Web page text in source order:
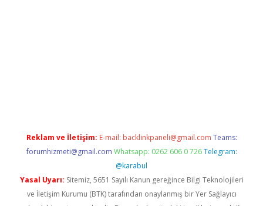
Reklam ve İletişim: E-mail: backlinkpaneli@gmail.com Teams:
forumhizmeti@gmail.com Whatsapp: 0262 606 0 726 Telegram:
@karabul
Yasal Uyarı: Sitemiz, 5651 Sayılı Kanun gereğince Bilgi Teknolojileri
ve İletişim Kurumu (BTK) tarafından onaylanmış bir Yer Sağlayıcı